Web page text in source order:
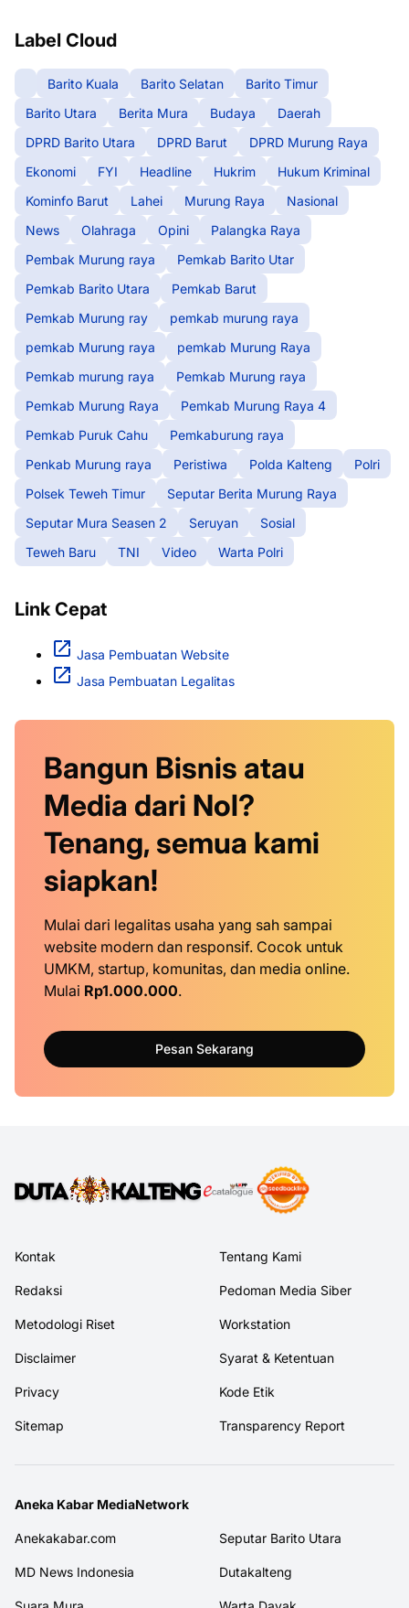
Label Cloud
Barito Kuala Barito Selatan
Barito Timur
Barito Utara
Berita Mura Budaya
Daerah
DPRD Barito Utara
DPRD Barut
DPRD Murung Raya
Ekonomi
FYI Headline Hukrim
Hukum Kriminal
Kominfo Barut
Lahei Murung Raya
Nasional
News
Olahraga Opini
Palangka Raya
Pembak Murung raya
Pemkab Barito Utar
Pemkab Barito Utara
Pemkab Barut
Pemkab Murung ray
pemkab murung raya
pemkab Murung raya
pemkab Murung Raya
Pemkab murung raya
Pemkab Murung raya
Pemkab Murung Raya
Pemkab Murung Raya 4
Pemkab Puruk Cahu
Pemkaburung raya
Penkab Murung raya
Peristiwa Polda Kalteng
Polri
Polsek Teweh Timur
Seputar Berita Murung Raya
Seputar Mura Seasen 2
Seruyan
Sosial
Teweh Baru
TNI Video Warta Polri
Link Cepat
Jasa Pembuatan Website
Jasa Pembuatan Legalitas
Bangun Bisnis atau
Media dari Nol?
Tenang, semua kami
siapkan!
Mulai dari legalitas usaha yang sah sampai
website modern dan responsif. Cocok untuk
UMKM, startup, komunitas, dan media online.
Mulai Rp1.000.000.
Pesan Sekarang
Kontak Tentang Kami
Redaksi Pedoman Media Siber
Metodologi Riset Workstation
Disclaimer Syarat & Ketentuan
Privacy Kode Etik
Sitemap Transparency Report
Aneka Kabar MediaNetwork
Anekakabar.com Seputar Barito Utara
MD News Indonesia Dutakalteng